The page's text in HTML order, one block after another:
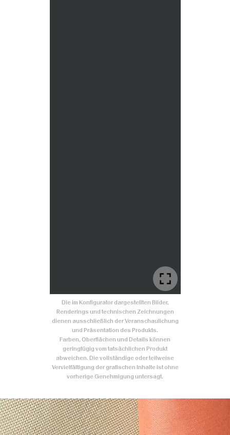
Die im Konfigurator dargestellten Bilder,
Renderings und technischen Zeichnungen
dienen ausschließlich der Veranschaulichung
und Präsentation des Produkts.
Farben, Oberflächen und Details können
geringfügig vom tatsächlichen Produkt
abweichen. Die vollständige oder teilweise
Vervielfältigung der grafischen Inhalte ist ohne
vorherige Genehmigung untersagt.